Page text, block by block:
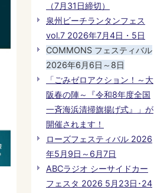
（7月31日締切）
泉州ビーチランタンフェス
vol.7 2026年7月4日・5日
COMMONS フェスティバル
2026年6月6日～8日
「ごみゼロアクション！～大
阪春の陣～『令和8年度全国
一斉海浜清掃旗揚げ式』」が
開催されます！
ローズフェスティバル 2026
年5月9日～6月7日
ABCラジオ シーサイドカー
フェスタ 2026 5月23日･24